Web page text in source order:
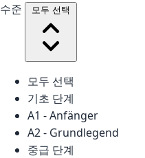
수준
모두 선택
모두 선택
기초 단계
A1 - Anfänger
A2 - Grundlegend
중급 단계